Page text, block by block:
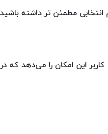
مطمئن تر داشته
کاربر این امکان را می‌دهد که